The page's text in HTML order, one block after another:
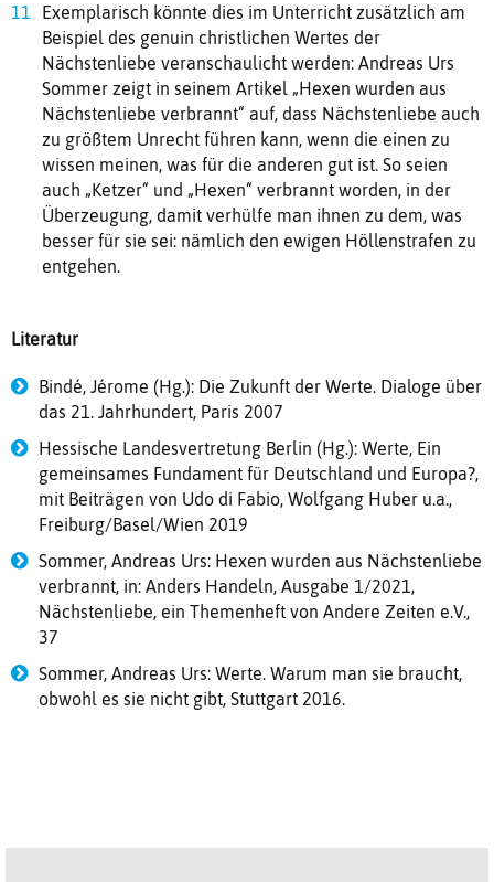
Exemplarisch könnte dies im Unterricht zusätzlich am
Beispiel des genuin christlichen Wertes der
Nächstenliebe veranschaulicht werden: Andreas Urs
Sommer zeigt in seinem Artikel „Hexen wurden aus
Nächstenliebe verbrannt“ auf, dass Nächstenliebe auch
zu größtem Unrecht führen kann, wenn die einen zu
wissen meinen, was für die anderen gut ist. So seien
auch „Ketzer“ und „Hexen“ verbrannt worden, in der
Überzeugung, damit verhülfe man ihnen zu dem, was
besser für sie sei: nämlich den ewigen Höllenstrafen zu
entgehen.
Literatur
Bindé, Jérome (Hg.): Die Zukunft der Werte. Dialoge über
das 21. Jahrhundert, Paris 2007
Hessische Landesvertretung Berlin (Hg.): Werte, Ein
gemeinsames Fundament für Deutschland und Europa?,
mit Beiträgen von Udo di Fabio, Wolfgang Huber u.a.,
Freiburg/Basel/Wien 2019
Sommer, Andreas Urs: Hexen wurden aus Nächstenliebe
verbrannt, in: Anders Handeln, Ausgabe 1/2021,
Nächstenliebe, ein Themenheft von Andere Zeiten e.V.,
37
Sommer, Andreas Urs: Werte. Warum man sie braucht,
obwohl es sie nicht gibt, Stuttgart 2016.